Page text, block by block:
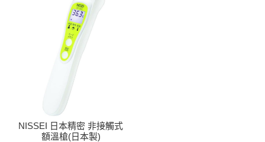
NISSEI 日本精密 非接觸式
額溫槍(日本製)